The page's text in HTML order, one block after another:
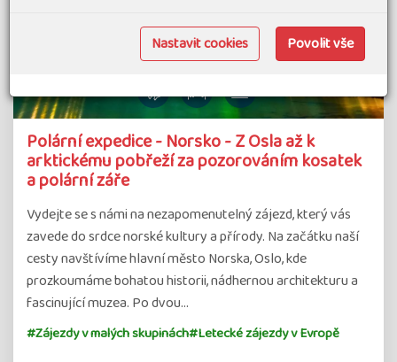
Polární expedice - Norsko - Z Osla až k
arktickému pobřeží za pozorováním kosatek
a polární záře
Vydejte se s námi na nezapomenutelný zájezd, který vás
zavede do srdce norské kultury a přírody. Na začátku naší
cesty navštívíme hlavní město Norska, Oslo, kde
prozkoumáme bohatou historii, nádhernou architekturu a
fascinující muzea. Po dvou…
#Zájezdy v malých skupinách#Letecké zájezdy v Evropě
Nastavit cookies Povolit vše